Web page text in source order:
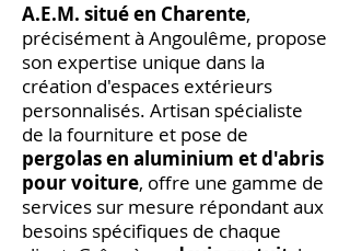
A.E.M. situé en Charente,
précisément à Angoulême, propose
son expertise unique dans la
création d'espaces extérieurs
personnalisés. Artisan spécialiste
de la fourniture et pose de
pergolas en aluminium et d'abris
pour voiture, offre une gamme de
services sur mesure répondant aux
besoins spécifiques de chaque